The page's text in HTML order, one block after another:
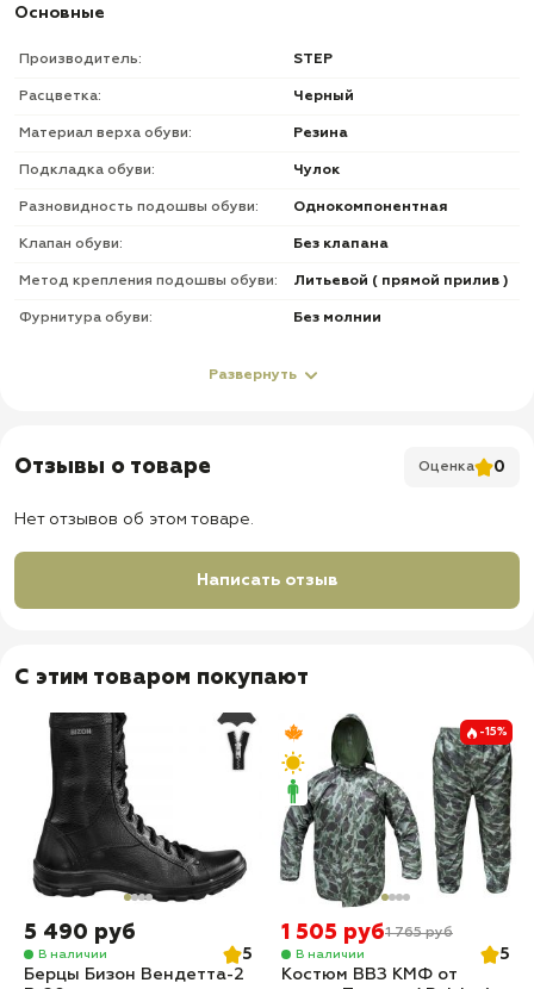
Основные
Производитель: STEP
Расцветка: Черный
Материал верха обуви: Резина
Подкладка обуви: Чулок
Разновидность подошвы обуви: Однокомпонентная
Клапан обуви: Без клапана
Метод крепления подошвы обуви: Литьевой ( прямой прилив )
Фурнитура обуви: Без молнии
✅Резина: ПВХ ( устойчивая )
✅ Манжеты для защиты и удобства
✅
Развернуть
Отзывы о товаре Оценка 0
Нет отзывов об этом товаре.
Написать отзыв
С этим товаром покупают
5 490 руб
В наличии
5
Берцы Бизон Вендетта-2
-15%
1 505 руб1 765 руб
В наличии
5
Костюм ВВЗ КМФ от